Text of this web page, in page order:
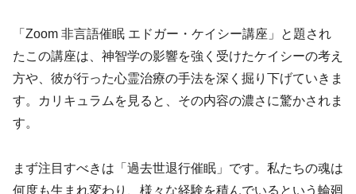
「Zoom 非言語催眠 エドガー・ケイシー講座」と題され
たこの講座は、神智学の影響を強く受けたケイシーの考え
方や、彼が行った心霊治療の手法を深く掘り下げていきま
す。カリキュラムを見ると、その内容の濃さに驚かされま
す。
まず注目すべきは「過去世退行催眠」です。私たちの魂は
何度も生まれ変わり、様々な経験を積んでいるという輪廻